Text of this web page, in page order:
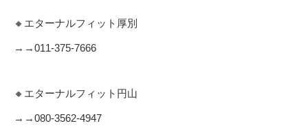
🔸エターナルフィット厚別
→→011-375-7666
🔸エターナルフィット円山
→→080‐3562‐4947